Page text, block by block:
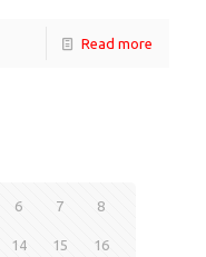
Read more
6 7 8
14 15 16